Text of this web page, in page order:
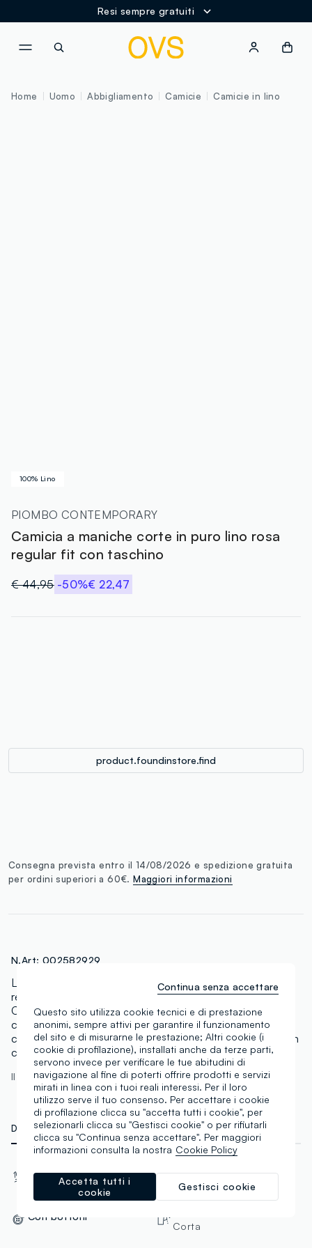
Resi sempre gratuiti
100% Lino
Home Uomo Abbigliamento Camicie Camicie in lino
PIOMBO CONTEMPORARY
Camicia a maniche corte in puro lino rosa
regular fit con taschino
€ 44,95 -50%€ 22,47
product.foundinstore.find
Consegna prevista entro il 14/08/2026 e spedizione gratuita
per ordini superiori a 60€.Maggiori informazioni
N.Art: 002582929
La camicia a maniche corte rosa della linea PIOMBO è
realizzata in puro lino, perfetta per la primavera-estate.
Con un colletto bowling e un fit regular, offre un look
casual e sofisticato. I bottoni e la tasca sul petto ne
completano il design pratico e alla moda, rendendola un
capo versatile per ogni occasione.
Il modello è alto 188 cm ed indossa una M
DETTAGLI TECNICI MATERIALI E FILIERA
100% Lino
Regular
Con bottoni
Corta
Questo sito utilizza cookie tecnici e di prestazione
anonimi, sempre attivi per garantire il funzionamento
del sito e di misurarne le prestazione; Altri cookie (i
cookie di profilazione), installati anche da terze parti,
servono invece per verificare le tue abitudini di
navigazione al fine di poterti offrire prodotti e servizi
mirati in linea con i tuoi reali interessi. Per il loro
utilizzo serve il tuo consenso. Per accettare i cookie
di profilazione clicca su "accetta tutti i cookie", per
selezionarli clicca su "Gestisci cookie" o per rifiutarli
clicca su "Continua senza accettare". Per maggiori
informazioni consulta la nostra Cookie Policy
Gestisci cookie
Accetta tutti i
cookie
Continua senza accettare